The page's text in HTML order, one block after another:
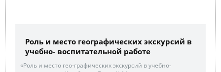
Роль и место географических экскурсий в
учебно- воспитательной работе
«Роль и место гео-графических экскурсий в учебно-